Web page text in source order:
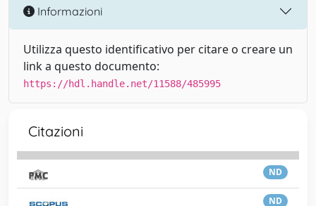
Informazioni
Utilizza questo identificativo per citare o creare un
link a questo documento:
https://hdl.handle.net/11588/485995
Citazioni
ND
ND